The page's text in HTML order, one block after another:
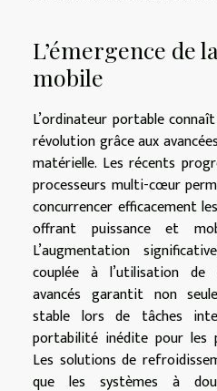
L’émergence de
mobile
L’ordinateur portable
révolution grâce aux
matérielle. Les récents
processeurs multi-cœur
concurrencer efficacement
offrant puissance et
L’augmentation
couplée à l’utilisation de
avancés garantit non
stable lors de tâches
portabilité inédite pour les
Les solutions de
que les systèmes à